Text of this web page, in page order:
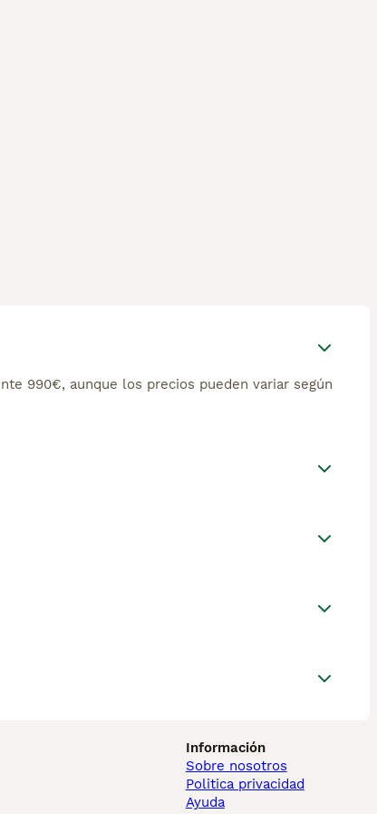
990€, aunque los precios pueden variar según
Información
Sobre nosotros
Politica privacidad
Ayuda